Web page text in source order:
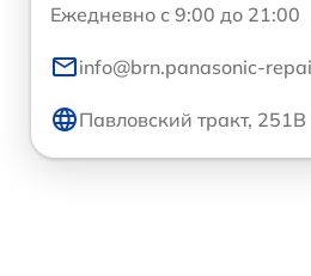
Ежедневно с 9:00 до 21:00
info@brn.panasonic-
Павловский тракт, 251В